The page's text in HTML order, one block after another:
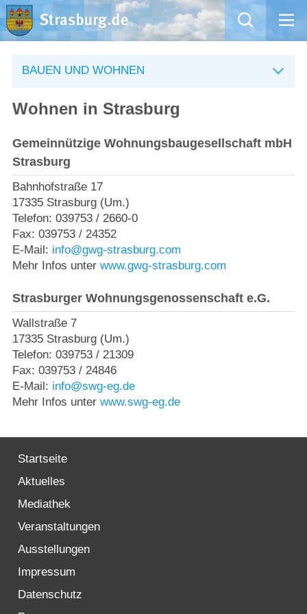
Natur – Kultur – Tourismus
Wirtschaft
Willkommen in Strasburg (Uckermark)
Strasburger Ehrenamtspreis „SBG“
Welcome to Strasburg (Uckermark)
Ласкаво просимо до Штрасбурга (Уккермарк)
Bine ați venit în Strasburg (Uckermark)
Sprache/Language
BAUEN UND WOHNEN
Wohnen in Strasburg
Gemeinnützige Wohnungsbaugesellschaft mbH
Strasburg
Bahnhofstraße 17
17335 Strasburg (Um.)
Telefon: 039753 / 2660-0
Fax: 039753 / 24352
E-Mail: info@gwg-strasburg.com
Mehr Infos unterwww.gwg-strasburg.com
Strasburger Wohnungsgenossenschaft e.G.
Wallstraße 7
17335 Strasburg (Um.)
Telefon: 039753 / 21309
Fax: 039753 / 24846
E-Mail: info@swg-eg.de
Mehr Infos unterwww.swg-eg.de
Startseite
Aktuelles
Mediathek
Veranstaltungen
Ausstellungen
Impressum
Datenschutz